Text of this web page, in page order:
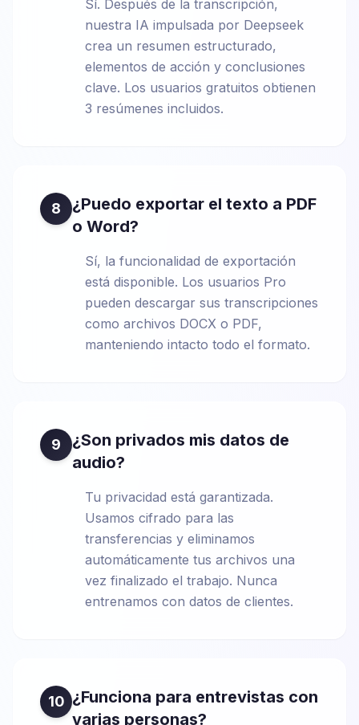
Sí. Después de la transcripción,
nuestra IA impulsada por Deepseek
crea un resumen estructurado,
elementos de acción y conclusiones
clave. Los usuarios gratuitos obtienen
3 resúmenes incluidos.
8
¿Puedo exportar el texto a PDF
o Word?
Sí, la funcionalidad de exportación
está disponible. Los usuarios Pro
pueden descargar sus transcripciones
como archivos DOCX o PDF,
manteniendo intacto todo el formato.
9
¿Son privados mis datos de
audio?
Tu privacidad está garantizada.
Usamos cifrado para las
transferencias y eliminamos
automáticamente tus archivos una
vez finalizado el trabajo. Nunca
entrenamos con datos de clientes.
10 ¿Funciona para entrevistas con
varias personas?